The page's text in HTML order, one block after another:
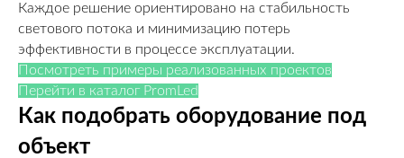
Каждое решение ориентировано на стабильность
светового потока и минимизацию потерь
эффективности в процессе эксплуатации.
Посмотреть примеры реализованных проектов
Перейти в каталог PromLed
Как подобрать оборудование под
объект